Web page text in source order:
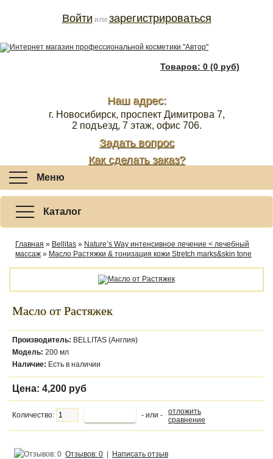
Товаров: 0 (0 руб)
Наш адрес:
г. Новосибирск, проспект Димитрова 7,
2 подъезд, 7 этаж, офис 706.
Задать вопрос
Как сделать заказ?
Войти или зарегистрироваться
Меню
Каталог
Главная » Bellitas » Nature’s Way интенсивное лечение < лечебный
массаж » Масло Растяжки & тонизация кожи Stretch marks&skin tone
Масло от Растяжек
Производитель: BELLITAS (Англия)
Модель: 200 мл
Наличие: Есть в наличии
Цена: 4,200 руб
Количество: - или -
отложить
сравнение
Отзывов: 0 Написать отзыв